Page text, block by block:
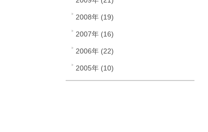
2008年 (19)
2007年 (16)
2006年 (22)
2005年 (10)